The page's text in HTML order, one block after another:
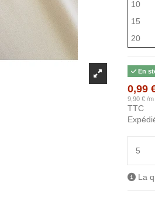
10
15
20
En
0,99
9,90 € /m
TTC
La